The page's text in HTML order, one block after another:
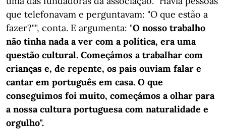
que telefonavam e perguntavam: "O que estão a
fazer?"", conta. E argumenta: "O nosso trabalho
não tinha nada a ver com a política, era uma
questão cultural. Começámos a trabalhar com
crianças e, de repente, os pais ouviam falar e
cantar em português em casa. O que
conseguimos foi muito, começámos a olhar para
a nossa cultura portuguesa com naturalidade e
orgulho".